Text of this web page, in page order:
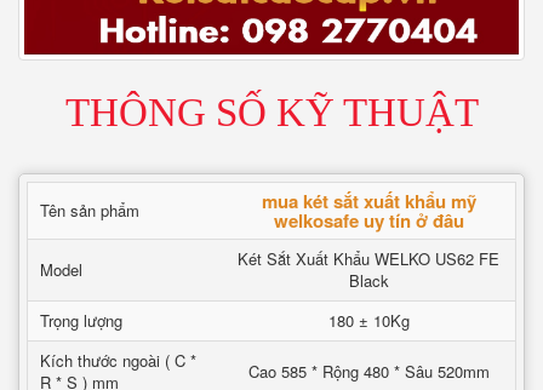
THÔNG SỐ KỸ THUẬT
Tên sản phẩm mua két sắt xuất khẩu mỹ
welkosafe uy tín ở đâu
Model
Két Sắt Xuất Khẩu WELKO US62 FE
Black
Trọng lượng
180 ± 10Kg
Kích thước ngoài ( C *
R * S ) mm
Cao 585 * Rộng 480 * Sâu 520mm